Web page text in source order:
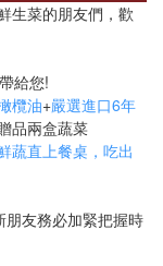
生菜的朋友們，歡
給您!
欖油+嚴選進口6年
品兩盒蔬菜
蔬直上餐桌，吃出
朋友務必加緊把握時